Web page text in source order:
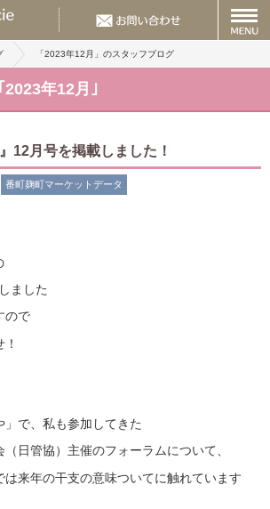
「2023年12月」のスタッフブログ
年12月｣
12月号を掲載しました！
番町麹町マーケットデータ
ました
ので
」で、私も参加してきた
日管協）主催のフォーラムについて、
は来年の干支の意味ついてに触れています